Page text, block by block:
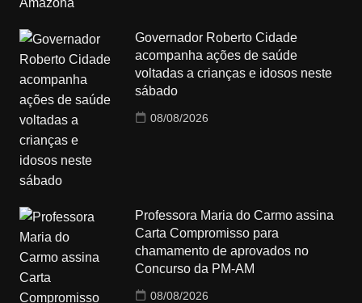
Governador Roberto Cidade
acompanha ações de saúde
voltadas a crianças e idosos neste
sábado
08/08/2026
Professora Maria do Carmo assina
Carta Compromisso para
chamamento de aprovados no
Concurso da PM-AM
08/08/2026